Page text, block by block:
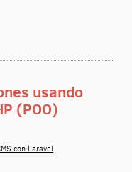
usando
(POO)
con Laravel